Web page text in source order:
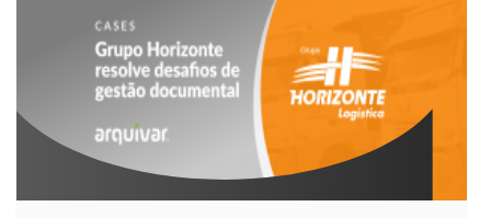
Automação de Processos
Educação Corporativa
Gerenciamento de NF-e
Adequação à LGPD
Hospitais e Clínicas
Instituições de Ensino
Departamento Pessoal
Departamento Financeiro
Cases de Sucesso
Nossas Unidades
Blog
Trabalhe Conosco
O QUE NOS DIFERENCIA?